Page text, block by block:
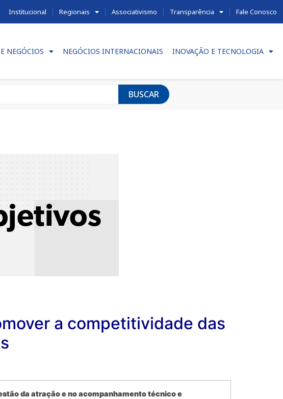
Institucional Regionais Associativismo Transparência Fale Conosco
NEGÓCIOS NEGÓCIOS INTERNACIONAIS INOVAÇÃO E TECNOLOGIA
BUSCAR
a competitividade das
da atração e no acompanhamento técnico e